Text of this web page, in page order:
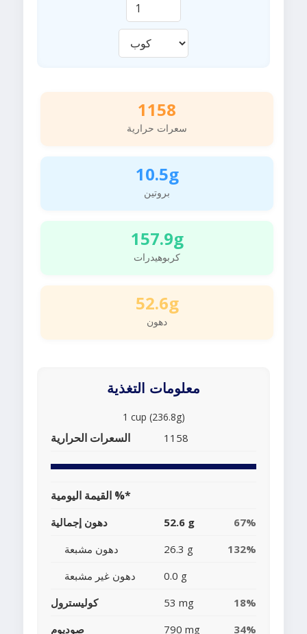
1158
سعرات حرارية
10.5g
بروتين
157.9g
كربوهيدرات
52.6g
دهون
معلومات التغذية
1 cup (236.8g)
السعرات الحرارية 1158
القيمة اليومية %*
دهون إجمالية 52.6 g
67%
دهون مشبعة
26.3 g
132%
دهون غير مشبعة
0.0 g
كوليسترول
53 mg
18%
صوديوم
790 mg 34%